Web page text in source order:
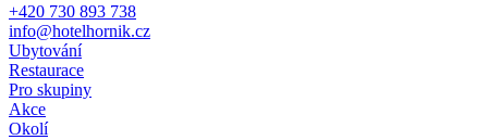
+420 730 893 738
info@hotelhornik.cz
Ubytování
Restaurace
Pro skupiny
Akce
Okolí